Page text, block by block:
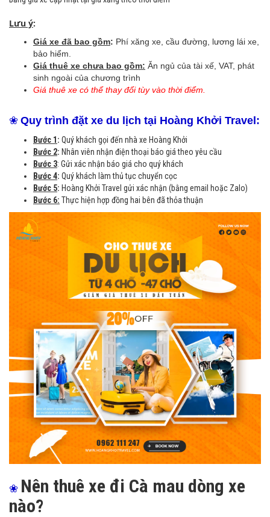
Lưu ý:
Giá xe đã bao gồm: Phí xăng xe, cầu đường, lương lái xe,
bảo hiểm.
Giá thuê xe chưa bao gồm: Ăn ngủ của tài xế, VAT, phát
sinh ngoài của chương trình
Giá thuê xe có thể thay đổi tùy vào thời điểm.
❀ Quy trình đặt xe du lịch tại Hoàng Khởi Travel:
Bước 1: Quý khách gọi đến nhà xe Hoàng Khởi
Bước 2: Nhân viên nhận điện thoại báo giá theo yêu cầu
Bước 3: Gửi xác nhận báo giá cho quý khách
Bước 4: Quý khách làm thủ tục chuyển cọc
Bước 5: Hoàng Khởi Travel gửi xác nhận (bằng email hoặc Zalo)
Bước 6: Thực hiện hợp đồng hai bên đã thỏa thuận
❀ Nên thuê xe đi Cà mau dòng xe
nào?